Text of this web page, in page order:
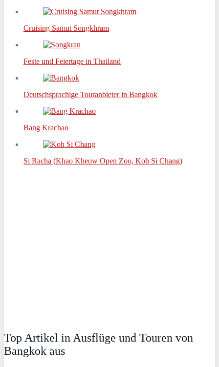
Cruising Samut Songkhram
Feste und Feiertage in Thailand
Deutschsprachige Touranbieter in Bangkok
Bang Krachao
Si Racha (Khao Kheow Open Zoo, Koh Si Chang)
Top Artikel in Ausflüge und Touren von
Bangkok aus